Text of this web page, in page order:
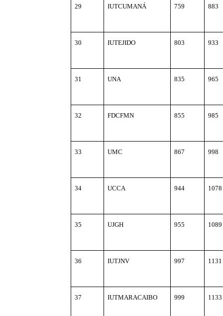
29 IUTCUMANÁ 759 883
30 IUTEJIDO 803 933
31 UNA 835 965
32 FDCFMN 855 985
33 UMC 867 998
34 UCCA 944 1078
35 UJGH 955 1089
36 IUTJNV 997 1131
37 IUTMARACAIBO 999 1133